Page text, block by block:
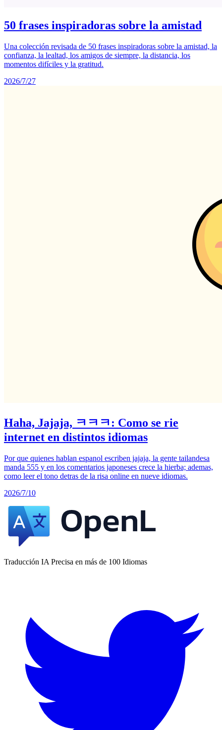
50 frases inspiradoras sobre la amistad
Una colección revisada de 50 frases inspiradoras sobre la amistad, la
confianza, la lealtad, los amigos de siempre, la distancia, los
momentos difíciles y la gratitud.
2026/7/27
Haha, Jajaja, ㅋㅋㅋ: Como se rie
internet en distintos idiomas
Por que quienes hablan espanol escriben jajaja, la gente tailandesa
manda 555 y en los comentarios japoneses crece la hierba; ademas,
como leer el tono detras de la risa online en nueve idiomas.
2026/7/10
Traducción IA Precisa en más de 100 Idiomas